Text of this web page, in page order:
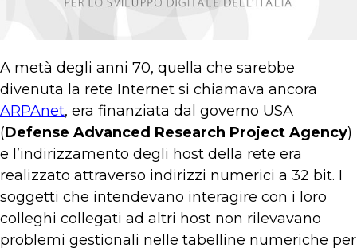
A metà degli anni 70, quella che sarebbe
divenuta la rete Internet si chiamava ancora
ARPAnet, era finanziata dal governo USA
(Defense Advanced Research Project Agency)
e l’indirizzamento degli host della rete era
realizzato attraverso indirizzi numerici a 32 bit. I
soggetti che intendevano interagire con i loro
colleghi collegati ad altri host non rilevavano
problemi gestionali nelle tabelline numeriche per